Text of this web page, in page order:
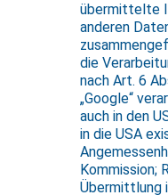
übermittelte
anderen
die
nach Art. 6
„Google“
auch in den
in die USA
Kommission;
Übermittlung